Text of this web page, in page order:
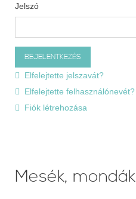
Jelszó
Elfelejtette jelszavát?
Elfelejtette felhasználónevét?
Fiók létrehozása
Mesék, mondák